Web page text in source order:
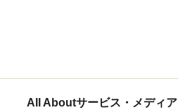
All Aboutサービス・メディア